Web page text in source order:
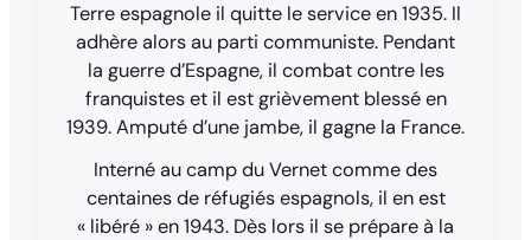
Terre espagnole il quitte le service en 1935. Il
adhère alors au parti communiste. Pendant
la guerre d’Espagne, il combat contre les
franquistes et il est grièvement blessé en
1939. Amputé d’une jambe, il gagne la France.
Interné au camp du Vernet comme des
centaines de réfugiés espagnols, il en est
« libéré » en 1943. Dès lors il se prépare à la